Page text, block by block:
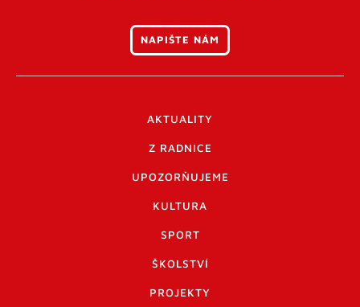
NAPIŠTE NÁM
AKTUALITY
Z RADNICE
UPOZORŇUJEME
KULTURA
SPORT
ŠKOLSTVÍ
PROJEKTY